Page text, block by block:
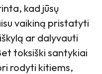
kad jūsų
vaikiną pristatyti
ar dalyvauti
toksiški santykiai
rodyti kitiems,